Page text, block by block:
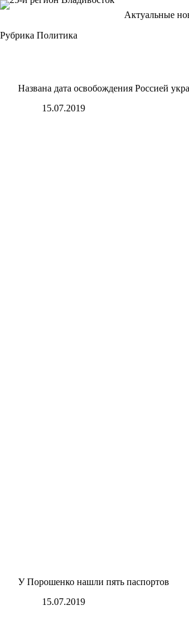
Перейти
Актуальные
Рубрика Политика
Названа дата освобождения Россией
15.07.2019
У Порошенко нашли пять паспортов
15.07.2019